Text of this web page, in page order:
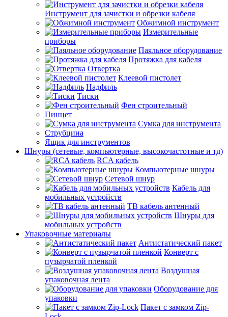
Инструмент для зачистки и обрезки кабеля
Обжимной инструмент
Измерительные
приборы
Паяльное оборудование
Протяжка для кабеля
Отвертка
Клеевой пистолет
Надфиль
Тиски
Фен строительный
Пинцет
Сумка для инструмента
Струбцина
Ящик для инструментов
Шнуры (сетевые, компьютерные, высокочастотные и тд)
RCA кабель
Компьютерные шнуры
Сетевой шнур
Кабель для
мобильных устройств
ТВ кабель антенный
Шнуры для
мобильных устройств
Упаковочные материалы
Антистатический пакет
Конверт с
пузырчатой пленкой
Воздушная
упаковочная лента
Оборудование для
упаковки
Пакет с замком Zip-